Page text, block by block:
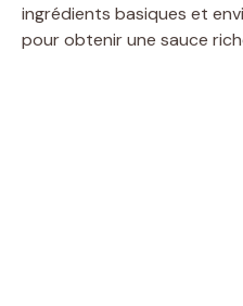
ingrédients basiques et
pour obtenir une sauce